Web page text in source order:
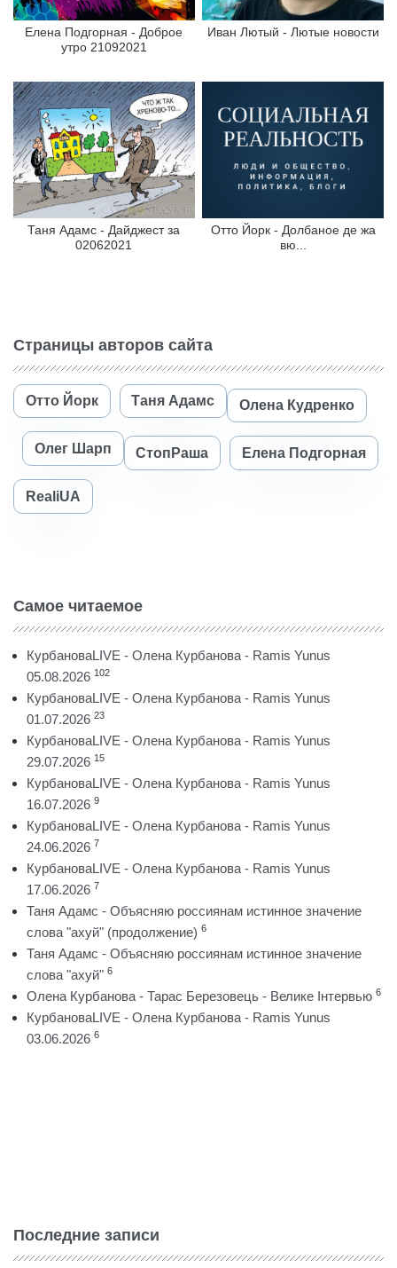
Елена Подгорная - Доброе
утро 21092021
Иван Лютый - Лютые новости
Таня Адамс - Дайджест за
02062021
Отто Йорк - Долбаное де жа
вю...
Страницы авторов сайта
Отто Йорк Таня Адамс Олена Кудренко
Олег Шарп СтопРаша Елена Подгорная
RealiUA
Самое читаемое
КурбановаLIVE - Олена Курбанова - Ramis Yunus
05.08.2026 102
КурбановаLIVE - Олена Курбанова - Ramis Yunus
01.07.2026 23
КурбановаLIVE - Олена Курбанова - Ramis Yunus
29.07.2026 15
КурбановаLIVE - Олена Курбанова - Ramis Yunus
16.07.2026 9
КурбановаLIVE - Олена Курбанова - Ramis Yunus
24.06.2026 7
КурбановаLIVE - Олена Курбанова - Ramis Yunus
17.06.2026 7
Таня Адамс - Объясняю россиянам истинное значение
слова "ахуй" (продолжение) 6
Таня Адамс - Объясняю россиянам истинное значение
слова "ахуй" 6
Олена Курбанова - Тарас Березовець - Велике Інтервью 6
КурбановаLIVE - Олена Курбанова - Ramis Yunus
03.06.2026 6
Последние записи